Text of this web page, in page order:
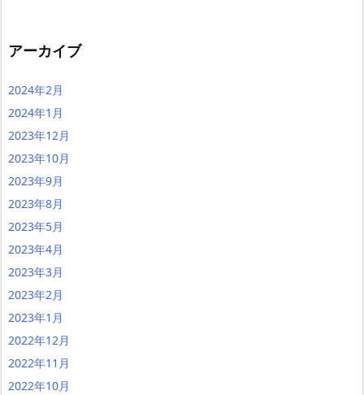
アーカイブ
2024年2月
2024年1月
2023年12月
2023年10月
2023年9月
2023年8月
2023年5月
2023年4月
2023年3月
2023年2月
2023年1月
2022年12月
2022年11月
2022年10月